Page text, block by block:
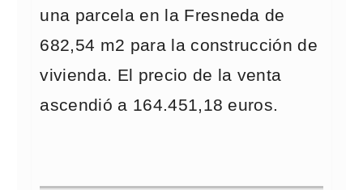
una parcelaen la Fresneda de
682,54 m2 para la construcción de
vivienda. El precio de la venta
ascendió a 164.451,18 euros.